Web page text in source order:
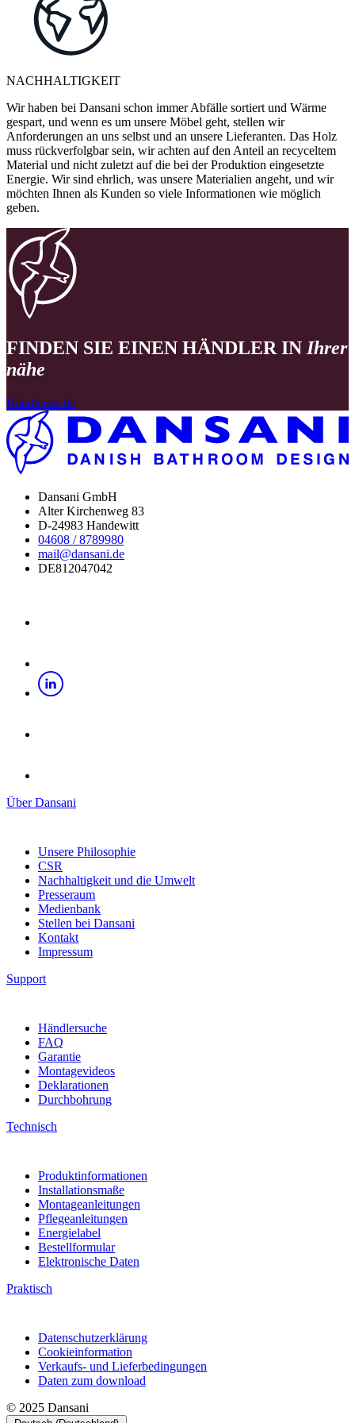
NACHHALTIGKEIT
Wir haben bei Dansani schon immer Abfälle sortiert und Wärme
gespart, und wenn es um unsere Möbel geht, stellen wir
Anforderungen an uns selbst und an unsere Lieferanten. Das Holz
muss rückverfolgbar sein, wir achten auf den Anteil an recyceltem
Material und nicht zuletzt auf die bei der Produktion eingesetzte
Energie. Wir sind ehrlich, was unsere Materialien angeht, und wir
möchten Ihnen als Kunden so viele Informationen wie möglich
geben.
FINDEN SIE EINEN HÄNDLER IN Ihrer
nähe
Händlersuche
Dansani GmbH
Alter Kirchenweg 83
D-24983 Handewitt
04608 / 8789980
mail@dansani.de
DE812047042
Über Dansani
Unsere Philosophie
CSR
Nachhaltigkeit und die Umwelt
Presseraum
Medienbank
Stellen bei Dansani
Kontakt
Impressum
Support
Händlersuche
FAQ
Garantie
Montagevideos
Deklarationen
Durchbohrung
Technisch
Produktinformationen
Installationsmaße
Montageanleitungen
Pflegeanleitungen
Energielabel
Bestellformular
Elektronische Daten
Praktisch
Datenschutzerklärung
Cookieinformation
Verkaufs- und Lieferbedingungen
Daten zum download
© 2025 Dansani